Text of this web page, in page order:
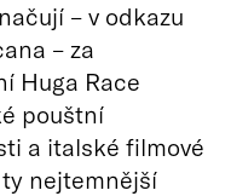
– v odkazu
– za
Huga Race
pouštní
a italské filmové
nejtemnější